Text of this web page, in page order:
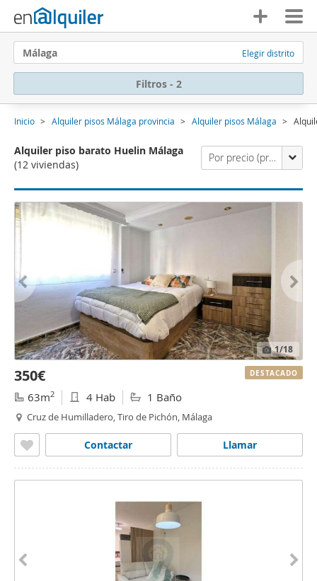
Málaga Elegir distrito
Filtros - 2
Inicio Alquiler pisos Málaga provincia Alquiler pisos Málaga
Alquiler piso barato Huelin Málaga
(12 viviendas)
Por precio (primero los económicos)
1/18
350€
63m2 4 Hab 1 Baño
Cruz de Humilladero, Tiro de Pichón, Málaga
Llamar
Contactar
DESTACADO